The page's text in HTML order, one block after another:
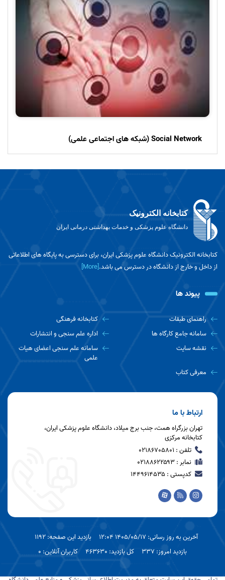
Social Network (شبکه های اجتماعی علمی)
کتابخانه الکترونیک
دانشگاه علوم پزشکی و خدمات بهداشتی درمانی ایران
کتابخانه الکترونیک دانشگاه علوم پزشکی ایران، برای دسترسی به پایگاه های اطلاعاتی
از داخل و خارج از دانشگاه در دسترس می باشد.[More]
پیوند ها
راهنمای طبقات
کتابخانه فرهنگی
سامانه جامع کارگاه ها
اداره علم سنجی و انتشارات
نقشه سایت
سامانه علم سنجی اعضای هیات
علمی
معرفی کتاب
ارتباط با ما
تهران بزرگراه همت، جنب برج میلاد، دانشگاه علوم پزشکی ایران،
کتابخانه مرکزی
تلفن : 02186705801
نمابر : 021۸۸۶۲۲۵۹۳
کدپستی : ۱۴۴۹۶۱۴۵۳۵
آخرین به روز رسانی: 1405/05/17 12:04
بازدید این صفحه: 1192
بازدید امروز: 337
کل بازدید: 463630 کاربران آنلاین: 0